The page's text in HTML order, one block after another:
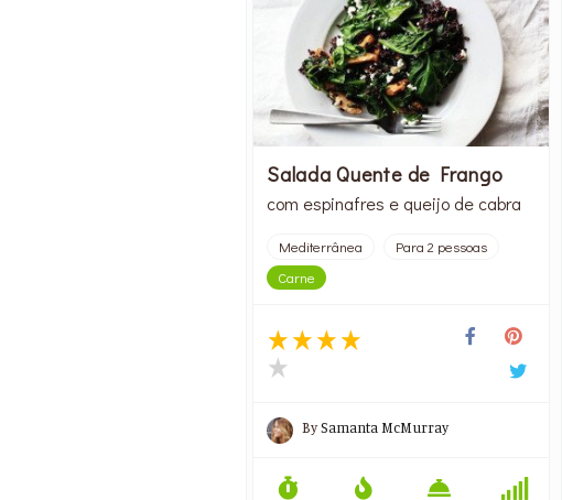
Salada Quente de Frango
com espinafres e queijo de cabra
Mediterrânea
Para 2 pessoas
Carne
BySamanta McMurray